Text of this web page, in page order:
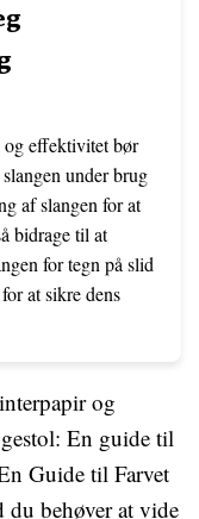
og effektivitet bør
under brug
af slangen for at
bidrage til at
for tegn på slid
at sikre dens
og
En guide til
Guide til Farvet
behøver at vide